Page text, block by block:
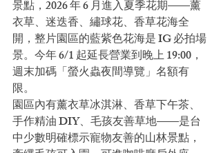
景點，2026 年 6 月進入夏季花期——薰
衣草、迷迭香、繡球花、香草花海全
開，整片園區的藍紫色花海是 IG 必拍場
景。今年 6/1 起延長營業到晚上 19:00，
週末加碼「螢火蟲夜間導覽」名額有
限。
園區內有薰衣草冰淇淋、香草下午茶、
手作精油 DIY、毛孩友善草地——是台
中少數明確標示寵物友善的山林景點，